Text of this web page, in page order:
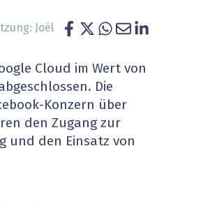
Services & Co.
Banking
Artificial
Finance 2030
Fintech &
Professional AV
Joël
Cloud im Wert von
Die
Konzern über
den Zugang zur
den Einsatz von